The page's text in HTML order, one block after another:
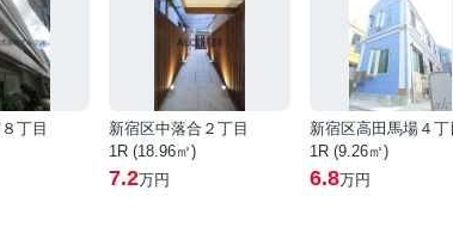
丁目
新宿区中落合２丁目
1R (18.96㎡)
7.2万円
新宿区高田馬場４丁
1R (9.26㎡)
6.8万円